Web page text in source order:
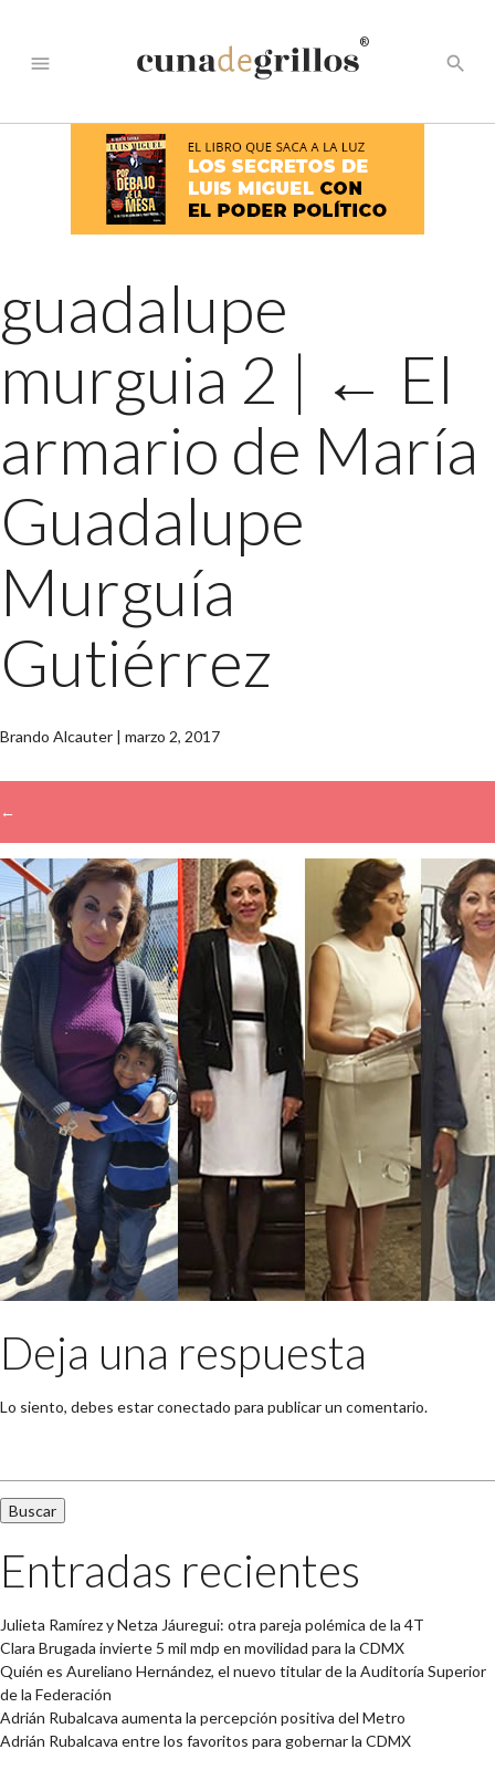
menu
®
search
guadalupe
murguia 2 | ← El
armario de María
Guadalupe
Murguía
Gutiérrez
Brando Alcauter | marzo 2, 2017
←
→
Deja una respuesta
Lo siento, debes estarconectado para publicar un comentario.
Entradas recientes
Julieta Ramírez y Netza Jáuregui: otra pareja polémica de la 4T
Clara Brugada invierte 5 mil mdp en movilidad para la CDMX
Quién es Aureliano Hernández, el nuevo titular de la Auditoría Superior
de la Federación
Adrián Rubalcava aumenta la percepción positiva del Metro
Adrián Rubalcava entre los favoritos para gobernar la CDMX